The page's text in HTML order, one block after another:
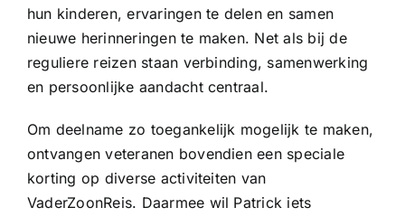
hun kinderen, ervaringen te delen en samen
nieuwe herinneringen te maken. Net als bij de
reguliere reizen staan verbinding, samenwerking
en persoonlijke aandacht centraal.
Om deelname zo toegankelijk mogelijk te maken,
ontvangen veteranen bovendien een speciale
korting op diverse activiteiten van
VaderZoonReis. Daarmee wil Patrick iets